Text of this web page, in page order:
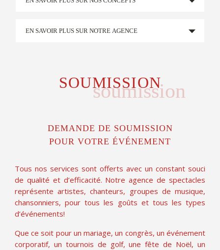
EN SAVOIR PLUS SUR NOTRE AGENCE
SOUMISSION
soumission
DEMANDE DE SOUMISSION
POUR VOTRE ÉVÉNEMENT
Tous nos services sont offerts avec un constant souci
de qualité et d’efficacité. Notre agence de spectacles
représente artistes, chanteurs, groupes de musique,
chansonniers, pour tous les goûts et tous les types
d’événements!
Que ce soit pour un mariage, un congrès, un événement
corporatif, un tournois de golf, une fête de Noël, un